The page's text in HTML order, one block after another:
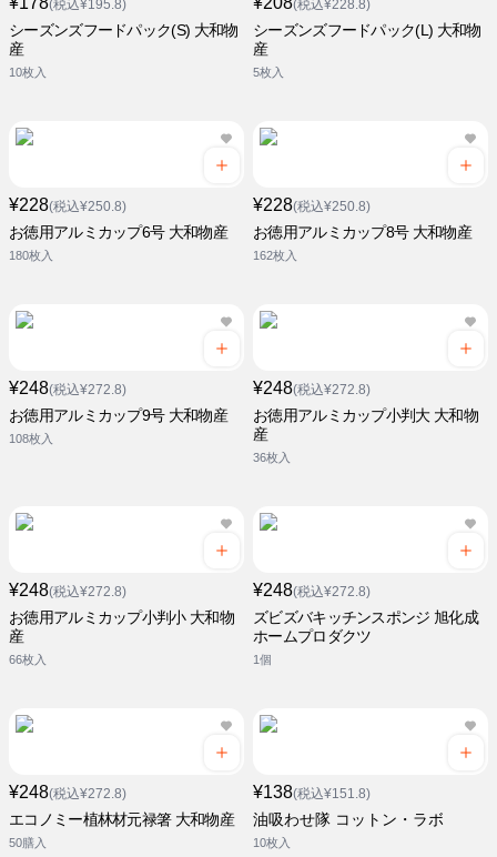
(税込¥195.8)
シーズンズフードパック(S) 大和物
産
10枚入
(税込¥228.8)
シーズンズフードパック(L) 大和物
産
5枚入
¥228(税込¥250.8)
お徳用アルミカップ6号 大和物産
180枚入
¥228(税込¥250.8)
お徳用アルミカップ8号 大和物産
162枚入
¥248(税込¥272.8)
お徳用アルミカップ9号 大和物産
108枚入
¥248(税込¥272.8)
お徳用アルミカップ小判大 大和物
産
36枚入
¥248(税込¥272.8)
お徳用アルミカップ小判小 大和物
産
66枚入
¥248(税込¥272.8)
ズビズバキッチンスポンジ 旭化成
ホームプロダクツ
1個
¥248(税込¥272.8)
エコノミー植林材元禄箸 大和物産
50膳入
¥138(税込¥151.8)
油吸わせ隊 コットン・ラボ
10枚入